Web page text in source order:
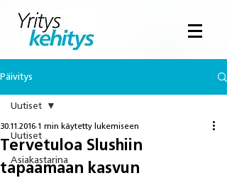
Päivitys
Uutiset
Asiakastarina
Uutiset
Tervetuloa Slushiin
tapaamaan kasvun
30.11.2016 1 min käytetty lukemiseen